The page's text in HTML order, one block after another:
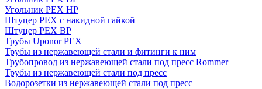
Угольник PEX НР
Штуцер PEX c накидной гайкой
Штуцер PEX ВР
Трубы Uponor PEX
Трубы из нержавеющей стали и фитинги к ним
Трубопровод из нержавеющей стали под пресс Rommer
Трубы из нержавеющей стали под пресс
Водорозетки из нержавеющей стали под пресс